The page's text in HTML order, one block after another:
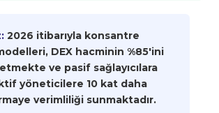
2026 itibarıyla konsantre
DEX hacminin %85'ini
ve pasif sağlayıcılara
yöneticilere 10 kat daha
verimliliği sunmaktadır.